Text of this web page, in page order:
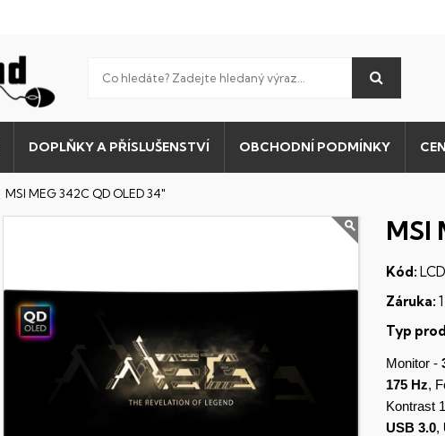
DOPLŇKY A PŘÍSLUŠENSTVÍ OBCHODNÍ PODMÍNKY
MSI MEG 342C QD OLED 34"
MSI
Kód:
Záruka:
Typ
Monitor -
175 Hz,
Kontrast
USB 3.0,